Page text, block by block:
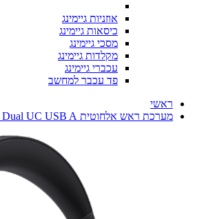
אוזניות גיימינג
כיסאות גיימינג
מסכי גיימינג
מקלדות גיימינג
עכברי גיימינג
פד עכבר למחשב
ראשי
מערכת ראש אלחוטית Yealink BH70 Dual UC USB A